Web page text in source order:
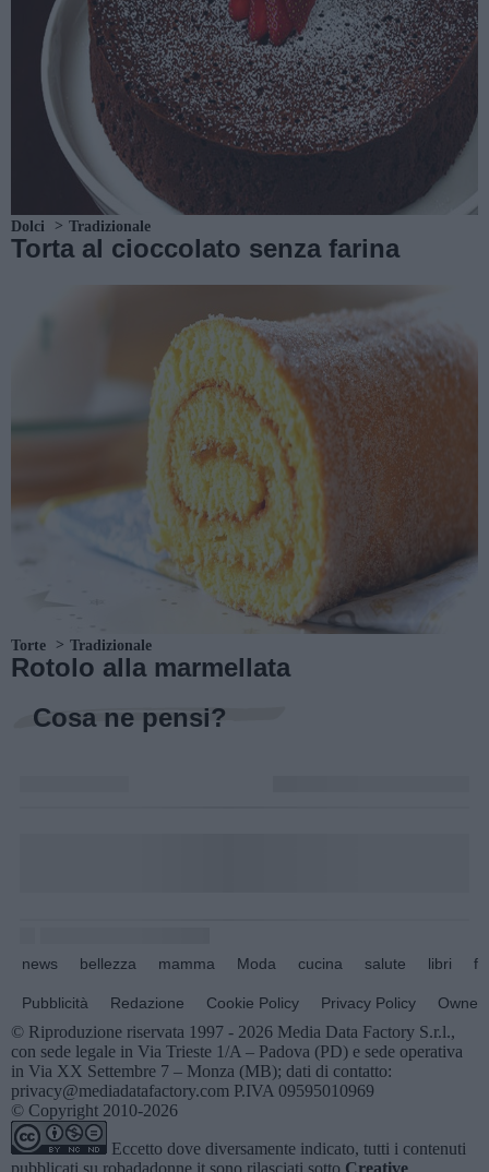
Dolci Tradizionale
Torta al cioccolato senza farina
Torte Tradizionale
Rotolo alla marmellata
Cosa ne pensi?
news bellezza mamma Moda cucina salute libri
Pubblicità Redazione Cookie Policy Privacy Policy
© Riproduzione riservata 1997 - 2026 Media Data Factory S.r.l.,
con sede legale in Via Trieste 1/A – Padova (PD) e sede operativa
in Via XX Settembre 7 – Monza (MB); dati di contatto:
privacy@mediadatafactory.com P.IVA 09595010969
© Copyright 2010-2026
Eccetto dove diversamente indicato, tutti i contenuti
pubblicati su robadadonne.it sono rilasciati sotto Creative